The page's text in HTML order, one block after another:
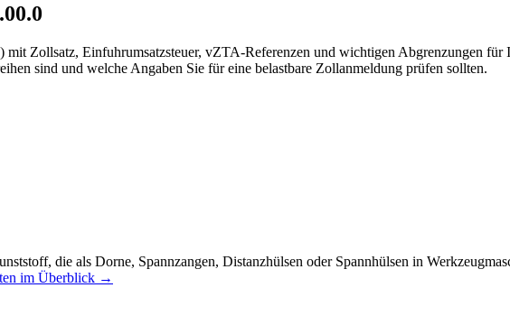
Zollsatz, Einfuhrumsatzsteuer, vZTA-Referenzen und wichtigen Abgrenzungen für
sind und welche Angaben Sie für eine belastbare Zollanmeldung prüfen sollten.
die als Dorne, Spannzangen, Distanzhülsen oder Spannhülsen in
im Überblick →